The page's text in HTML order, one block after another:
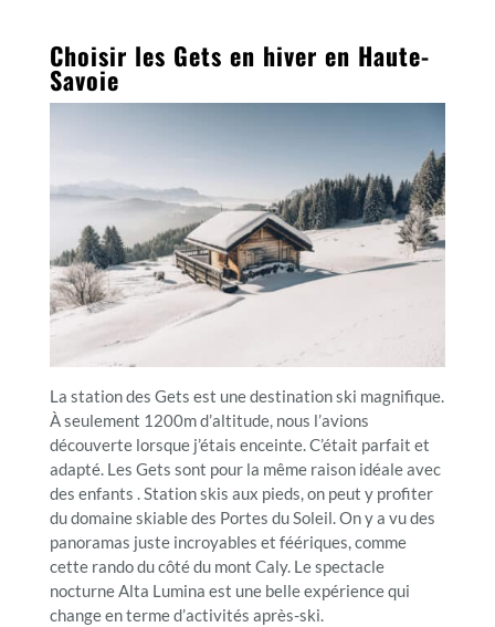
Choisir les Gets en hiver en Haute-
Savoie
La station des Gets est une destination ski magnifique.
À seulement 1200m d’altitude, nous l’avions
découverte lorsque j’étais enceinte. C’était parfait et
adapté. Les Gets sont pour la même raison idéale avec
des enfants . Station skis aux pieds, on peut y profiter
du domaine skiable des Portes du Soleil. On y a vu des
panoramas juste incroyables et féériques, comme
cette rando du côté du mont Caly. Le spectacle
nocturne Alta Lumina est une belle expérience qui
change en terme d’activités après-ski.